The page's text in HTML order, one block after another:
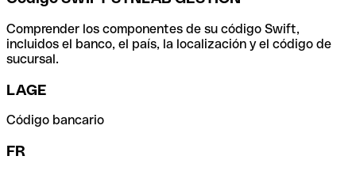
Comprender los componentes de su código Swift,
incluidos el banco, el país, la localización y el código de
sucursal.
LAGE
Código bancario
FR